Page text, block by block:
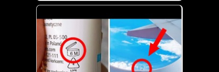
Eier in der Mikrowelle sind gar keine gute Idee ;-)